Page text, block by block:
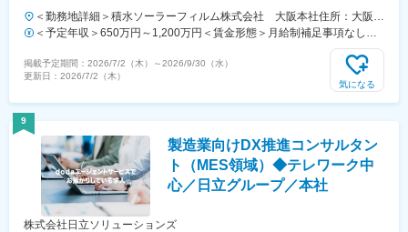
＜勤務地詳細＞積水ソーラーフィルム株式会社 大阪本社住所：大阪府
大阪市北区西天満2-4-4 受動喫煙対策：屋内全面禁煙変更の範囲：会社
＜予定年収＞650万円～1,200万円＜賃金形態＞月給制補足事項なし＜
賃金内訳＞月額（基本給）：250,000円～500,000円＜月給＞250,000
円～500,000円＜昇給有無＞有＜残業手当＞有＜給与補足＞・上記年収
は参考年収であり選考の結果により前後する可能性があります賃金はあ
掲載予定期間： 2026/7/2（木） ～2026/9/30（水）
更新日： 2026/7/2（木）
気になる
9
製造業向けDX推進コンサルタン
ト（MES領域）◆テレワーク中
心／日立グループ／本社
株式会社日立ソリューションズ